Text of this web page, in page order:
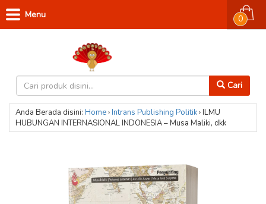
Cari
0
Menu
Anda Berada disini: Home›Intrans Publishing Politik›ILMU
HUBUNGAN INTERNASIONAL INDONESIA – Musa Maliki, dkk